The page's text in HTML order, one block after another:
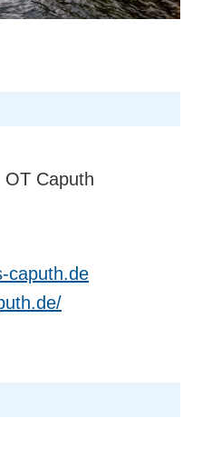
OT Caputh
caputh.de